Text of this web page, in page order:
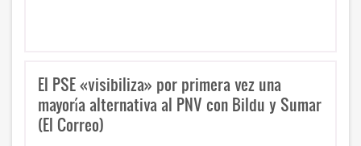
El PSE «visibiliza» por primera vez una
mayoría alternativa al PNV con Bildu y Sumar
(El Correo)